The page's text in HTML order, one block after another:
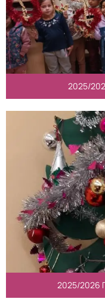
2025/
2025/2026